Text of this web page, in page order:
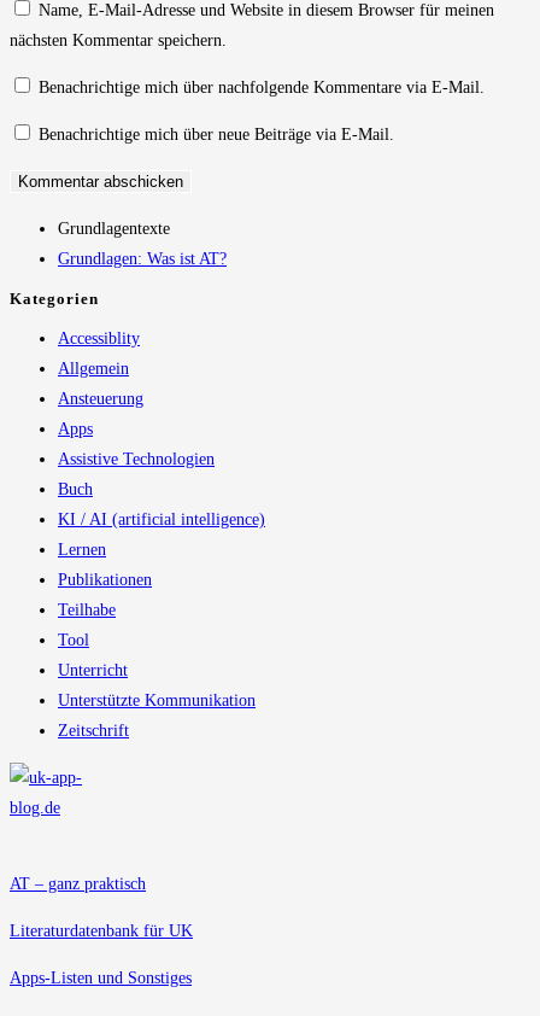
Benutzernamen
Kommentieren
zum
ein
ein
Name, E-Mail-Adresse und Website in diesem Browser für meinen
nächsten Kommentar speichern.
Benachrichtige mich über nachfolgende Kommentare via E-Mail.
Benachrichtige mich über neue Beiträge via E-Mail.
Grundlagentexte
Grundlagen: Was ist AT?
Kategorien
Accessiblity
Allgemein
Ansteuerung
Apps
Assistive Technologien
Buch
KI / AI (artificial intelligence)
Lernen
Publikationen
Teilhabe
Tool
Unterricht
Unterstützte Kommunikation
Zeitschrift
AT – ganz praktisch
Literaturdatenbank für UK
Apps-Listen und Sonstiges